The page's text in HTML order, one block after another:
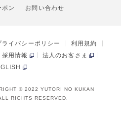
ン
お問い合わせ
ライバシーポリシー
利用規約
採用情報
法人のお客さま
© 2022 YUTORI NO KUKAN
RIGHTS RESERVED.